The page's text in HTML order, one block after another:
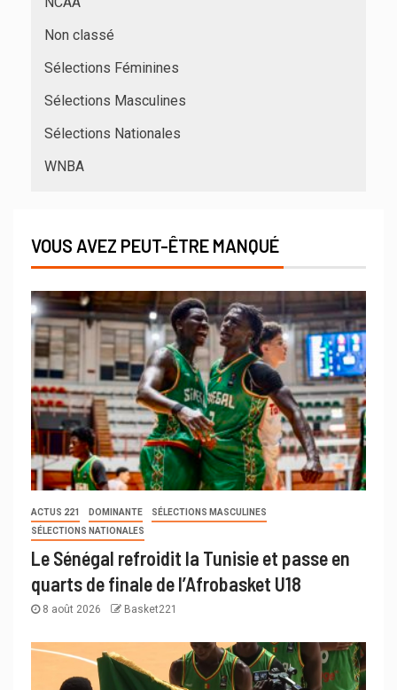
Non classé
Sélections Féminines
Sélections Masculines
Sélections Nationales
WNBA
VOUS AVEZ PEUT-ÊTRE MANQUÉ
ACTUS 221 DOMINANTE
SÉLECTIONS MASCULINES
SÉLECTIONS NATIONALES
Le Sénégal refroidit la Tunisie et passe en
quarts de finale de l’Afrobasket U18
8 août 2026 Basket221